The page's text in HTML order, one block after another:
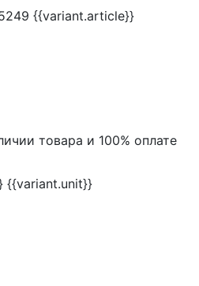
{{variant.article}}
товара и 100% оплате
{{variant.unit}}